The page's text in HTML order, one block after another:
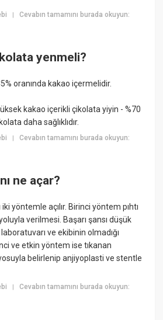
|Cevabın tamamını burada okuyun:
yenmeli?
oranında kakao içermelidir.
kakao içerikli çikolata yiyin - %70
daha sağlıklıdır.
|Cevabın tamamını burada okuyun:
ne açar?
iki yöntemle açılır. Birinci yöntem pıhtı
verilmesi. Başarı şansı düşük
ve ekibinin olmadığı
ve etkin yöntem ise tıkanan
belirlenip anjiyoplasti ve stentle
|Cevabın tamamını burada okuyun: